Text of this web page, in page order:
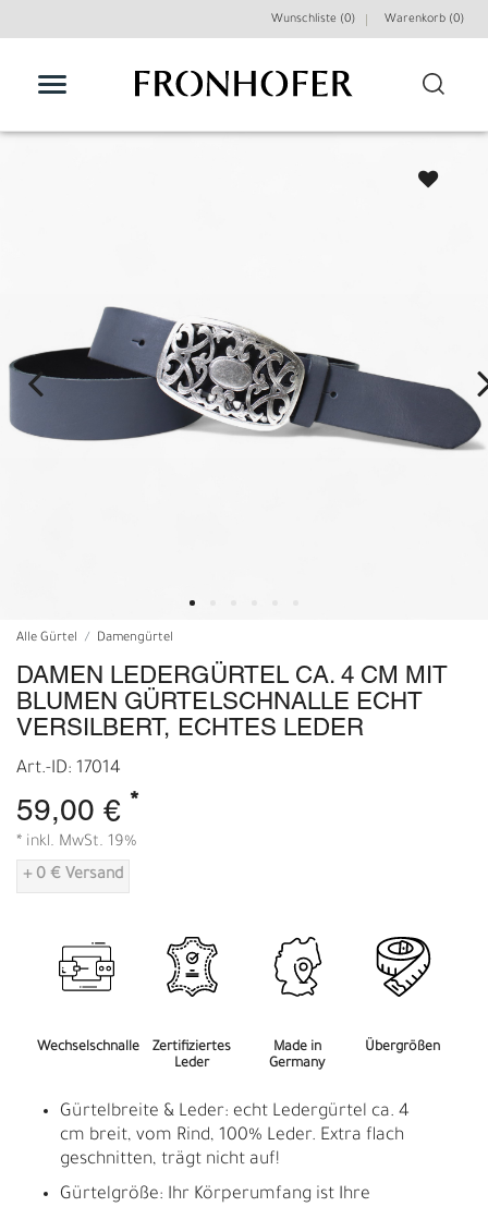
Wunschliste (0) Warenkorb (0)
Alle Gürtel Damengürtel
DAMEN LEDERGÜRTEL CA. 4 CM MIT
BLUMEN GÜRTELSCHNALLE ECHT
VERSILBERT, ECHTES LEDER
Art.-ID: 17014
59,00 € *
* inkl. MwSt. 19%
+ 0 € Versand
Wechselschnalle
Zertifiziertes
Leder
Made in
Germany
Übergrößen
Gürtelbreite & Leder: echt Ledergürtel ca. 4
cm breit, vom Rind, 100% Leder. Extra flach
geschnitten, trägt nicht auf!
Gürtelgröße: Ihr Körperumfang ist Ihre